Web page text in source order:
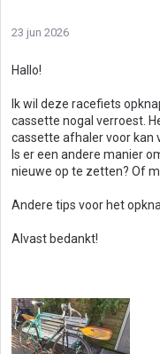
23 jun 2026
Hallo!
Ik wil deze racefiets
cassette nogal verroest.
cassette afhaler voor kan
Is er een andere manier
nieuwe op te zetten? Of
Andere tips voor het
Alvast bedankt!